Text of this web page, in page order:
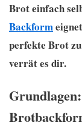
Brot einfach
Backform
perfekte Brot
verrät es dir.